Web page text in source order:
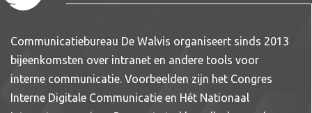
Communicatiebureau De Walvis organiseert sinds 2013
bijeenkomsten over intranet en andere tools voor
interne communicatie. Voorbeelden zijn het Congres
Interne Digitale Communicatie en Hét Nationaal